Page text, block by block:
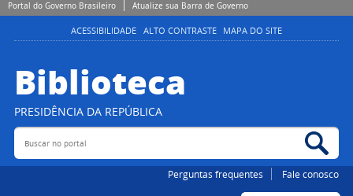
Portal do Governo Brasileiro Atualize sua Barra de Governo
ACESSIBILIDADE ALTO CONTRASTE MAPA DO SITE
Biblioteca
PRESIDÊNCIA DA REPÚBLICA
Buscar no portal
Perguntas frequentes Fale conosco